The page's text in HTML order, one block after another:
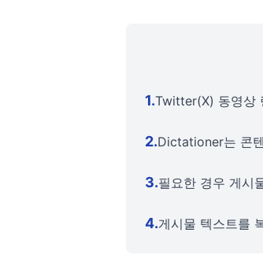
1.Twitter(X) 동영상
2.Dictationer는 콘
3.필요한 경우 게시
4.게시물 텍스트를